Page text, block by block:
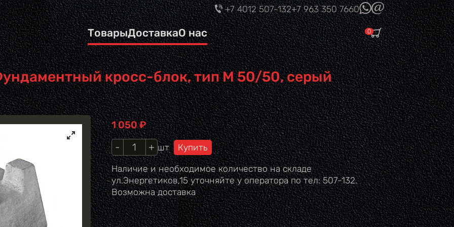
+7 4012507-132+7 963350 7660
(link sends e-
mail)
ТоварыДоставкаО нас 0
кросс-блок, тип М 50/50, серый
Цена
1 050₽
Кол-во шт
Наличие и необходимое количество на складе
ул.Энергетиков,15 уточняйте у оператора по тел: 507-132.
Возможна доставка